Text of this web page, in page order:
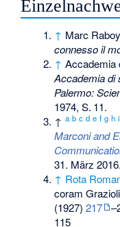
↑ Marc
connesso il
↑
Accademia di
Palermo:
1974,S. 11.
↑a b c d e f g h i
Marconi and
31. März 2016.
↑ Rota
coram
(1927)217
115